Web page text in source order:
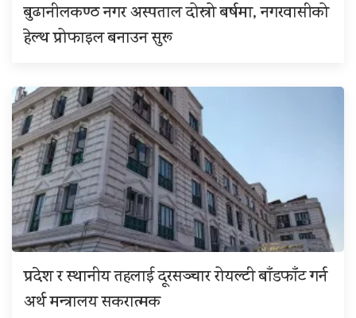
बुढानीलकण्ठ नगर अस्पताल दोस्रो बर्षमा, नगरवासीको
हेल्थ प्रोफाइल बनाउन सुरू
प्रदेश र स्थानीय तहलाई दूरसञ्चार रोयल्टी बाँडफाँट गर्न
अर्थ मन्त्रालय सकरात्मक